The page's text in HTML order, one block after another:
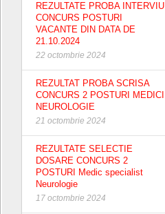
REZULTATE PROBA INTERVIU
CONCURS POSTURI
VACANTE DIN DATA DE
21.10.2024
22 octombrie 2024
REZULTAT PROBA SCRISA
CONCURS 2 POSTURI MEDICI
NEUROLOGIE
21 octombrie 2024
REZULTATE SELECTIE
DOSARE CONCURS 2
POSTURI Medic specialist
Neurologie
17 octombrie 2024